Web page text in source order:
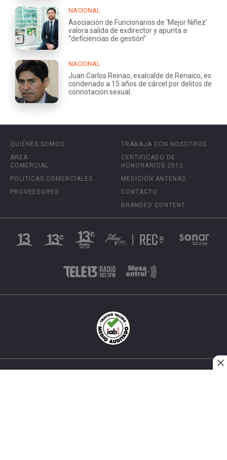
NACIONAL
Asociación de Funcionarios de ‘Mejor Niñez’
valora salida de exdirector y apunta a
“deficiencias de gestión”
NACIONAL
Juan Carlos Reinao, exalcalde de Renaico, es
condenado a 15 años de cárcel por delitos de
connotación sexual
QUIÉNES SOMOS
ÁREA
COMERCIAL
POLÍTICAS COMERCIALES
PROVEEDORES
TRABAJA CON NOSOTROS
CERTIFICADO DE
HONORARIOS 2012
MEDICIÓN ANTENAS
CONTACTO
BRANDED CONTENT